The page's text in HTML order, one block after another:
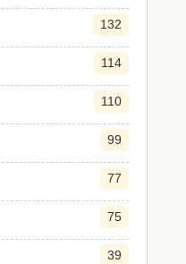
132
114
110
99
77
75
39